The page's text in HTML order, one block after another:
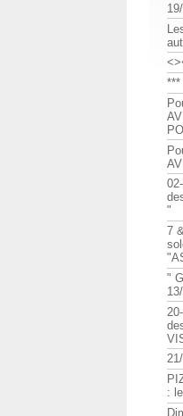
***
"
7
"
: